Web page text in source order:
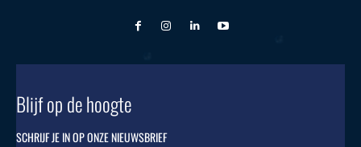
Blijf op de hoogte
SCHRIJF JE IN OP ONZE NIEUWSBRIEF